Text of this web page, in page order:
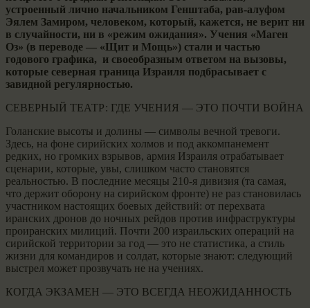
устроенный лично начальником Генштаба, рав-алуфом
Эялем Замиром, человеком, который, кажется, не верит ни
в случайности, ни в «режим ожидания». Учения «Маген
Оз» (в переводе — «Щит и Мощь») стали и частью
годового графика, и своеобразным ответом на вызовы,
которые северная граница Израиля подбрасывает с
завидной регулярностью.
СЕВЕРНЫЙ ТЕАТР: ГДЕ УЧЕНИЯ — ЭТО ПОЧТИ ВОЙНА
Голанские высоты и долины — символы вечной тревоги.
Здесь, на фоне сирийских холмов и под аккомпанемент
редких, но громких взрывов, армия Израиля отрабатывает
сценарии, которые, увы, слишком часто становятся
реальностью. В последние месяцы 210-я дивизия (та самая,
что держит оборону на сирийском фронте) не раз становилась
участником настоящих боевых действий: от перехвата
иранских дронов до ночных рейдов против инфраструктуры
проиранских милиций. Почти 200 израильских операций на
сирийской территории за год — это не статистика, а стиль
жизни для командиров и солдат, которые знают: следующий
выстрел может прозвучать не на учениях.
КОГДА ЭКЗАМЕН — ЭТО ВСЕГДА НЕОЖИДАННОСТЬ